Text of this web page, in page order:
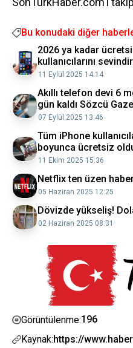
Bu konudaki diğer
2026 ya kadar
kullanıcılarını
11 Eylül 2025 14:14
Akıllı telefon devi 6
gün kaldı Sözcü
07 Eylül 2025 13:46
Tüm iPhone
boyunca ücretsiz
11 Ekim 2025 15:36
Netflix ten üzen
05 Haziran 2025 12:25
Dövizde yükseliş!
02 Haziran 2025 08:31
Görüntülenme:196
Kaynak:https://